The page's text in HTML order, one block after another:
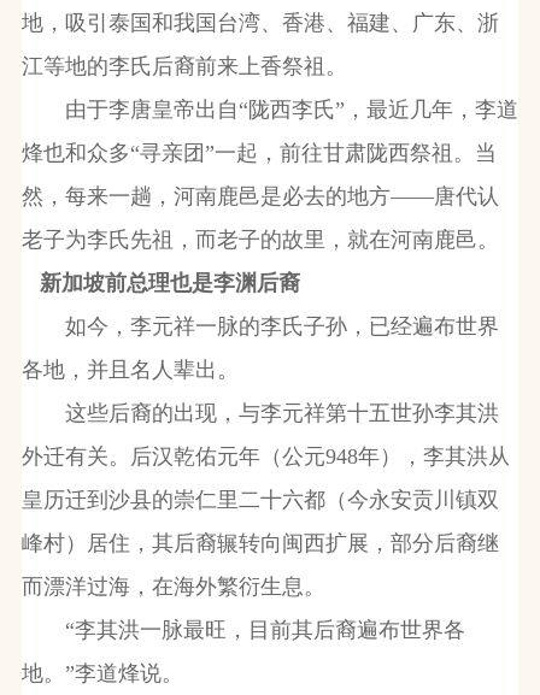
地，吸引泰国和我国台湾、香港、福建、广东、浙
江等地的李氏后裔前来上香祭祖。
由于李唐皇帝出自“陇西李氏”，最近几年，李道
烽也和众多“寻亲团”一起，前往甘肃陇西祭祖。当
然，每来一趟，河南鹿邑是必去的地方——唐代认
老子为李氏先祖，而老子的故里，就在河南鹿邑。
新加坡前总理也是李渊后裔
如今，李元祥一脉的李氏子孙，已经遍布世界
各地，并且名人辈出。
这些后裔的出现，与李元祥第十五世孙李其洪
外迁有关。后汉乾佑元年（公元948年），李其洪从
皇历迁到沙县的崇仁里二十六都（今永安贡川镇双
峰村）居住，其后裔辗转向闽西扩展，部分后裔继
而漂洋过海，在海外繁衍生息。
“李其洪一脉最旺，目前其后裔遍布世界各
地。”李道烽说。